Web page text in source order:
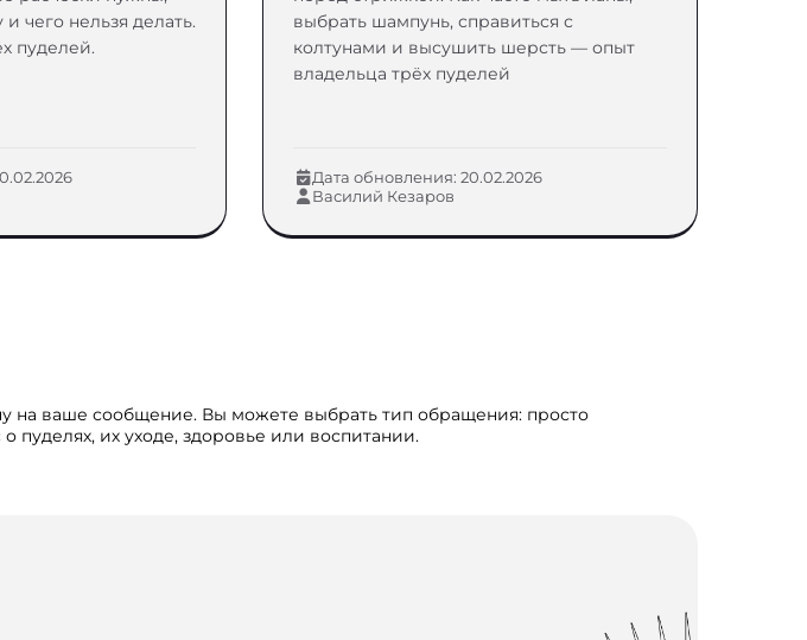
чего нельзя делать.
пуделей.
выбрать шампунь, справиться с
колтунами и высушить шерсть — опыт
владельца трёх пуделей
Дата обновления: 20.02.2026
Василий Кезаров
на ваше сообщение. Вы можете выбрать тип обращения: просто
пуделях, их уходе, здоровье или воспитании.